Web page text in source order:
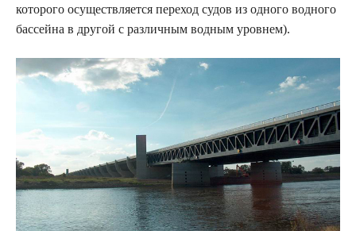
которого осуществляется переход судов из одного водного
бассейна в другой с различным водным уровнем).